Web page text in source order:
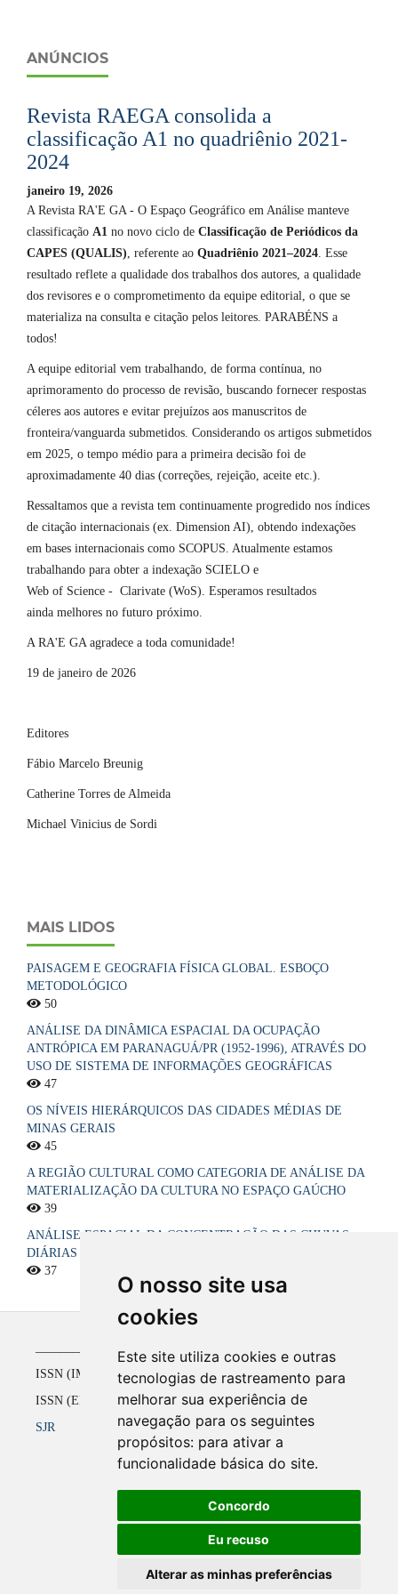
O nosso site usa
cookies
Este site utiliza cookies e outras
tecnologias de rastreamento para
melhorar sua experiência de
navegação para os seguintes
propósitos: para ativar a
funcionalidade básica do site.
Concordo
Eu recuso
Alterar as minhas preferências
ANÚNCIOS
Revista RAEGA consolida a
classificação A1 no quadriênio 2021-
2024
janeiro 19, 2026
A Revista RA'E GA - O Espaço Geográfico em Análise manteve
classificação A1 no novo ciclo de Classificação de Periódicos da
CAPES (QUALIS), referente ao Quadriênio 2021–2024. Esse
resultado reflete a qualidade dos trabalhos dos autores, a qualidade
dos revisores e o comprometimento da equipe editorial, o que se
materializa na consulta e citação pelos leitores. PARABÉNS a
todos!
A equipe editorial vem trabalhando, de forma contínua, no
aprimoramento do processo de revisão, buscando fornecer respostas
céleres aos autores e evitar prejuízos aos manuscritos de
fronteira/vanguarda submetidos. Considerando os artigos submetidos
em 2025, o tempo médio para a primeira decisão foi de
aproximadamente 40 dias (correções, rejeição, aceite etc.).
Ressaltamos que a revista tem continuamente progredido nos índices
de citação internacionais (ex. Dimension AI), obtendo indexações
em bases internacionais como SCOPUS. Atualmente estamos
trabalhando para obter a indexação SCIELO e
Web of Science - Clarivate (WoS). Esperamos resultados
ainda melhores no futuro próximo.
A RA'E GA agradece a toda comunidade!
19 de janeiro de 2026
Editores
Fábio Marcelo Breunig
Catherine Torres de Almeida
Michael Vinicius de Sordi
MAIS LIDOS
PAISAGEM E GEOGRAFIA FÍSICA GLOBAL. ESBOÇO
METODOLÓGICO
50
ANÁLISE DA DINÂMICA ESPACIAL DA OCUPAÇÃO
ANTRÓPICA EM PARANAGUÁ/PR (1952-1996), ATRAVÉS DO
USO DE SISTEMA DE INFORMAÇÕES GEOGRÁFICAS
47
OS NÍVEIS HIERÁRQUICOS DAS CIDADES MÉDIAS DE
MINAS GERAIS
45
A REGIÃO CULTURAL COMO CATEGORIA DE ANÁLISE DA
MATERIALIZAÇÃO DA CULTURA NO ESPAÇO GAÚCHO
39
ANÁLISE ESPACIAL DA CONCENTRAÇÃO DAS CHUVAS
DIÁRIAS NO ESTADO DA PARAÍBA, BRASIL
37
ISSN (IMPRESSO) 1516-4136 até 2008
ISSN (ELETRÔNICO) 2177-2738 a partir de 2009
SJR